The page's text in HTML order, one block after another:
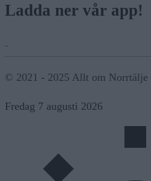
Ladda ner vår app!
© 2021 - 2025 Allt om Norrtälje
Fredag 7 augusti 2026